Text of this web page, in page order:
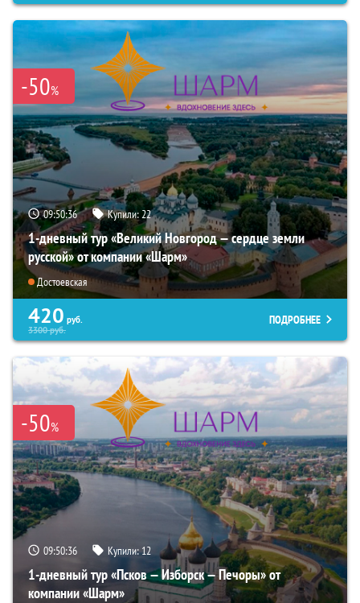
-50%
09:50:34 Купили:22
1-дневный тур «Великий Новгород — сердце земли
русской» от компании «Шарм»
Достоевская
420 руб.
3300руб.
ПОДРОБНЕЕ
-50%
09:50:34 Купили:12
1-дневный тур «Псков — Изборск — Печоры» от
компании «Шарм»